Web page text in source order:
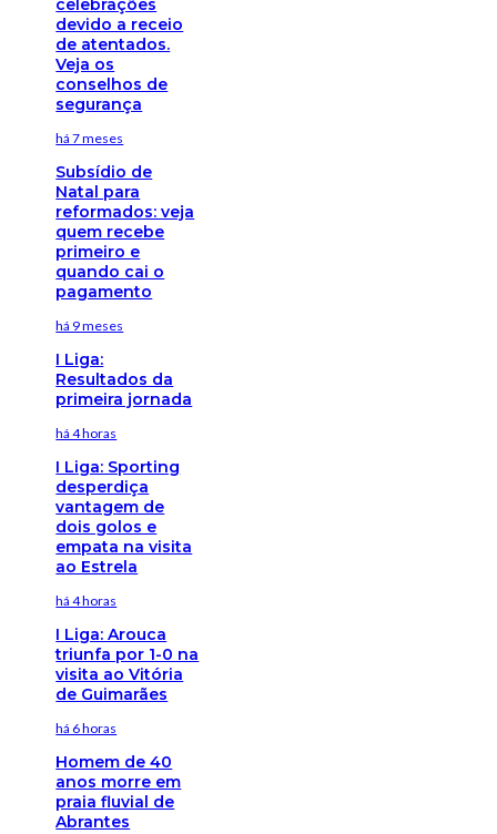
celebrações
devido a receio
de atentados.
Veja os
conselhos de
segurança
há 7 meses
Subsídio de
Natal para
reformados: veja
quem recebe
primeiro e
quando cai o
pagamento
há 9 meses
I Liga:
Resultados da
primeira jornada
há 4 horas
I Liga: Sporting
desperdiça
vantagem de
dois golos e
empata na visita
ao Estrela
há 4 horas
I Liga: Arouca
triunfa por 1-0 na
visita ao Vitória
de Guimarães
há 6 horas
Homem de 40
anos morre em
praia fluvial de
Abrantes